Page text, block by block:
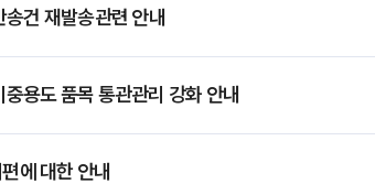
건 재발송관련 안내
용도 품목 통관관리 강화 안내
에 대한 안내